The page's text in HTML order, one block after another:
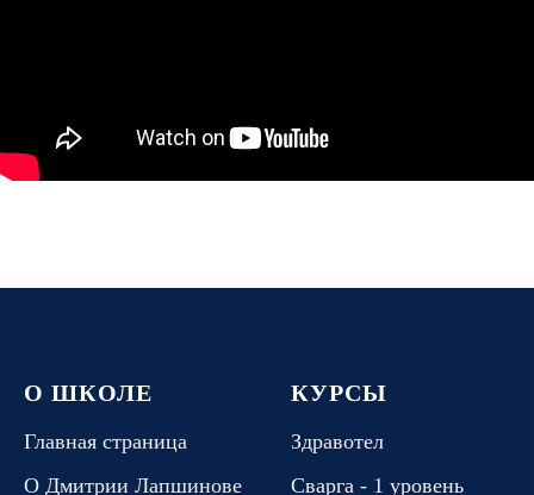
О ШКОЛЕ
Главная страница
О Дмитрии Лапшинове
КУРСЫ
Здравотел
Сварга - 1 уровень